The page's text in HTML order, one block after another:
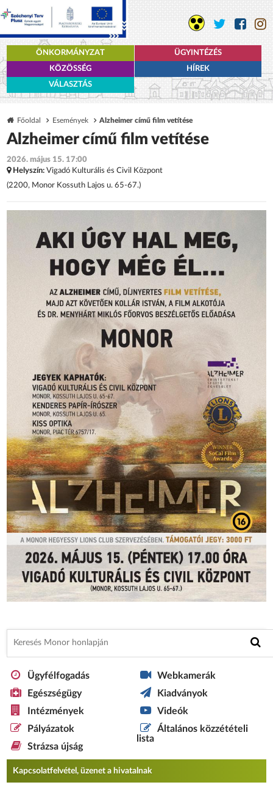
ÖNKORMÁNYZAT
ÜGYINTÉZÉS
KÖZÖSSÉG
HÍREK
VÁLASZTÁS
Főoldal Események Alzheimer című film vetítése
Alzheimer című film vetítése
2026. május 15. 17:00
Helyszín: Vigadó Kulturális és Civil Központ
(2200, Monor Kossuth Lajos u. 65-67.)
Ügyfélfogadás
Egészségügy
Intézmények
Pályázatok
Strázsa újság
Webkamerák
Kiadványok
Videók
Általános közzétételi
lista
Kapcsolatfelvétel, üzenet a hivatalnak